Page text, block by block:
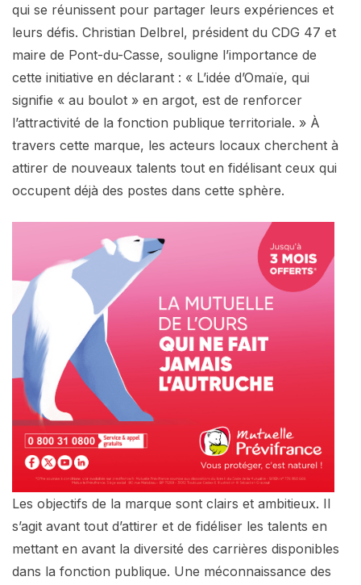
qui se réunissent pour partager leurs expériences et
leurs défis. Christian Delbrel, président du CDG 47 et
maire de Pont-du-Casse, souligne l’importance de
cette initiative en déclarant : « L’idée d’Omaïe, qui
signifie « au boulot » en argot, est de renforcer
l’attractivité de la fonction publique territoriale. » À
travers cette marque, les acteurs locaux cherchent à
attirer de nouveaux talents tout en fidélisant ceux qui
occupent déjà des postes dans cette sphère.
Les objectifs de la marque sont clairs et ambitieux. Il
s’agit avant tout d’attirer et de fidéliser les talents en
mettant en avant la diversité des carrières disponibles
dans la fonction publique. Une méconnaissance des